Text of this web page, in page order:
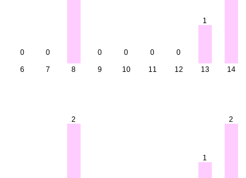
0
6
0
7
8
0
9
0
10
0
11
0
12
1
13 14
2
1
2